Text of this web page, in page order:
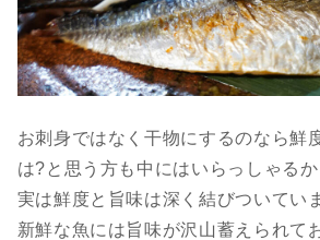
お刺身ではなく干物にするのなら鮮
は?と思う方も中にはいらっしゃるか
実は鮮度と旨味は深く結びついてい
新鮮な魚には旨味が沢山蓄えられて